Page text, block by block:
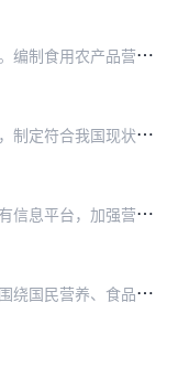
加
大力度推进营养型优质食用农产品生产。编制食用农产品营养品质提升指导意见，提升优质农产品的营养水平，将“三品一标”（无公害农产品、绿色食品、有机农产品和农产品地…
加
强传统食养指导。发挥中医药特色优势，制定符合我国现状的居民食养指南，引导养成符合我国不同地区饮食特点的食养习惯。通过多种形式促进传统食养知识传播，推动传统食养…
大
力推动营养健康数据互通共享。依托现有信息平台，加强营养与健康信息化建设，完善食物成分与人群健康监测信息系统。构建信息共享与交换机制，推动互联互通与数据共享。协…
提
升营养健康科普信息供给和传播能力。围绕国民营养、食品安全科普宣教需求，结合地方食物资源和饮食习惯，结合传统食养理念，编写适合于不同地区、不同人群的居民膳食指南…